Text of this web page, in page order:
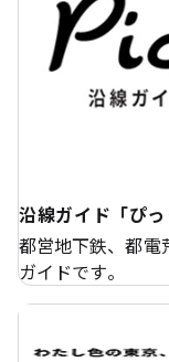
沿線ガイド「ぴっ
都営地下鉄、都電
ガイドです。